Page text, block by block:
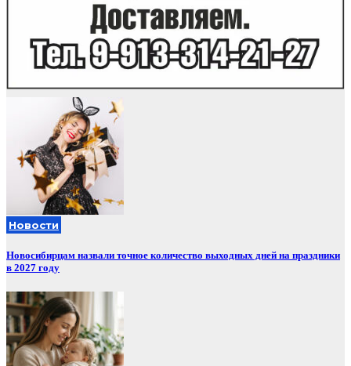
Новости
Новосибирцам назвали точное количество выходных дней на праздники
в 2027 году